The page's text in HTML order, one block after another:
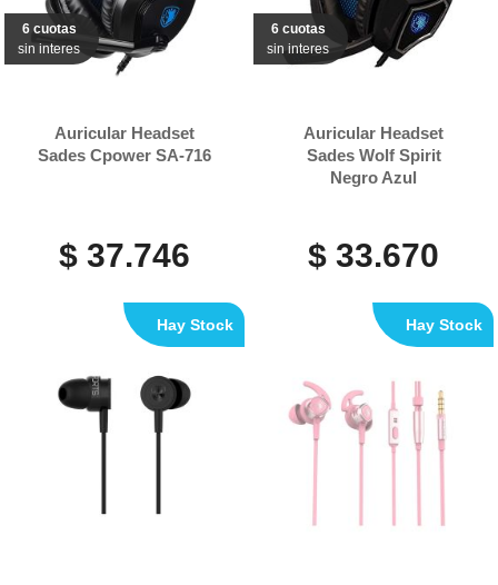
6 cuotas
sin interes
Auricular Headset
Sades Cpower SA-716
$ 37.746
6 cuotas
sin interes
Auricular Headset
Sades Wolf Spirit
Negro Azul
$ 33.670
Hay Stock Hay Stock